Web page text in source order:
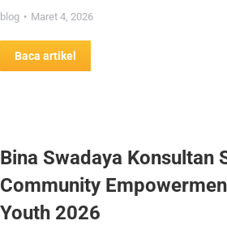
blog Maret 4, 2026
Baca artikel
Bina Swadaya Konsultan
Community
Youth 2026